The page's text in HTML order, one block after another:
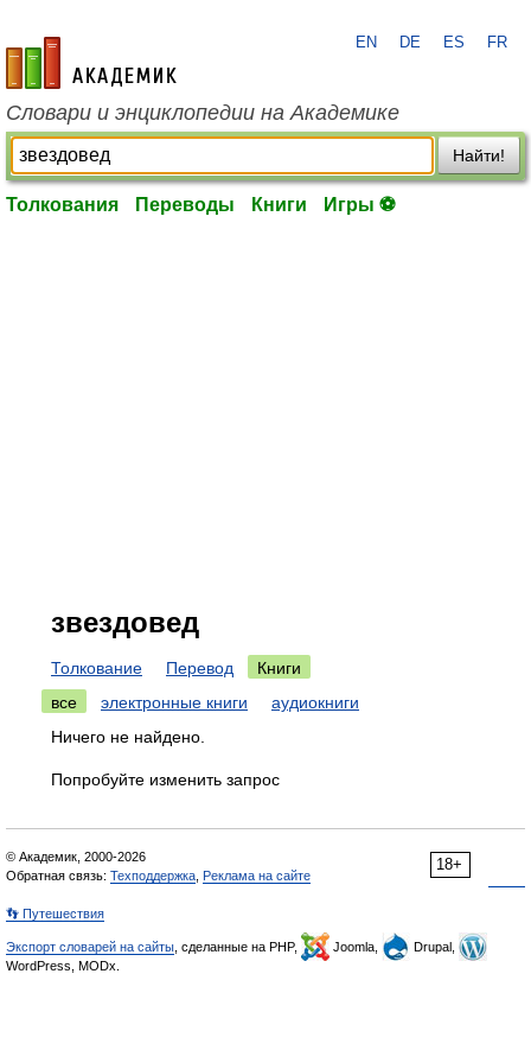
academic.ru
EN DE ES FR
Словари и энциклопедии на Академике
Найти!
Толкования Переводы Книги Игры ⚽
звездовед
Толкование Перевод
Книги
все
электронные книги
аудиокниги
Ничего не найдено.
Попробуйте изменить запрос
18+
© Академик, 2000-2026
Обратная связь: Техподдержка Реклама на сайте
👣 Путешествия
Экспорт словарей на сайты , сделанные на PHP, Joomla,
Drupal,
WordPress, MODx.